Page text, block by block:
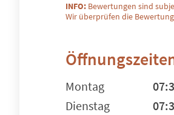
INFO: Bewertungen sind
Wir überprüfen die
Montag
Dienstag